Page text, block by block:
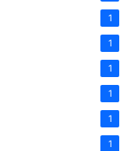
1
1
1
1
1
1